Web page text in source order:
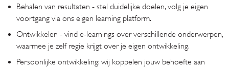
Behalen van resultaten - stel duidelijke doelen, volg je eigen
voortgang via ons eigen learning platform.
Ontwikkelen - vind e-learnings over verschillende onderwerpen,
waarmee je zelf regie krijgt over je eigen ontwikkeling.
Persoonlijke ontwikkeling: wij koppelen jouw behoefte aan